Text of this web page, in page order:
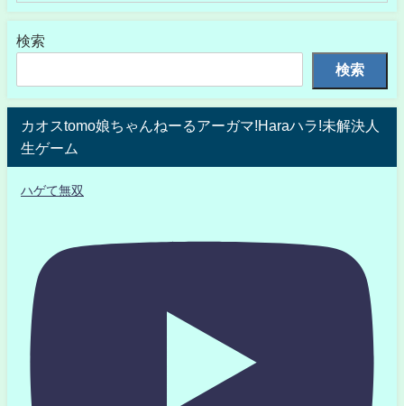
検索
検索
カオスtomo娘ちゃんねーるアーガマ!Haraハラ!未解決人
生ゲーム
ハゲて無双